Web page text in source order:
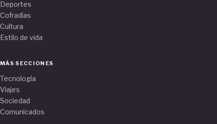
Deportes
Cofradías
Cultura
Estilo de vida
MÁS SECCIONES
Tecnología
Viajes
Sociedad
Comunicados